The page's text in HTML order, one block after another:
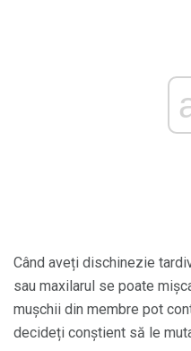
Când aveți dischinezie
sau maxilarul se poate
mușchii din membre pot
decideți conștient să le